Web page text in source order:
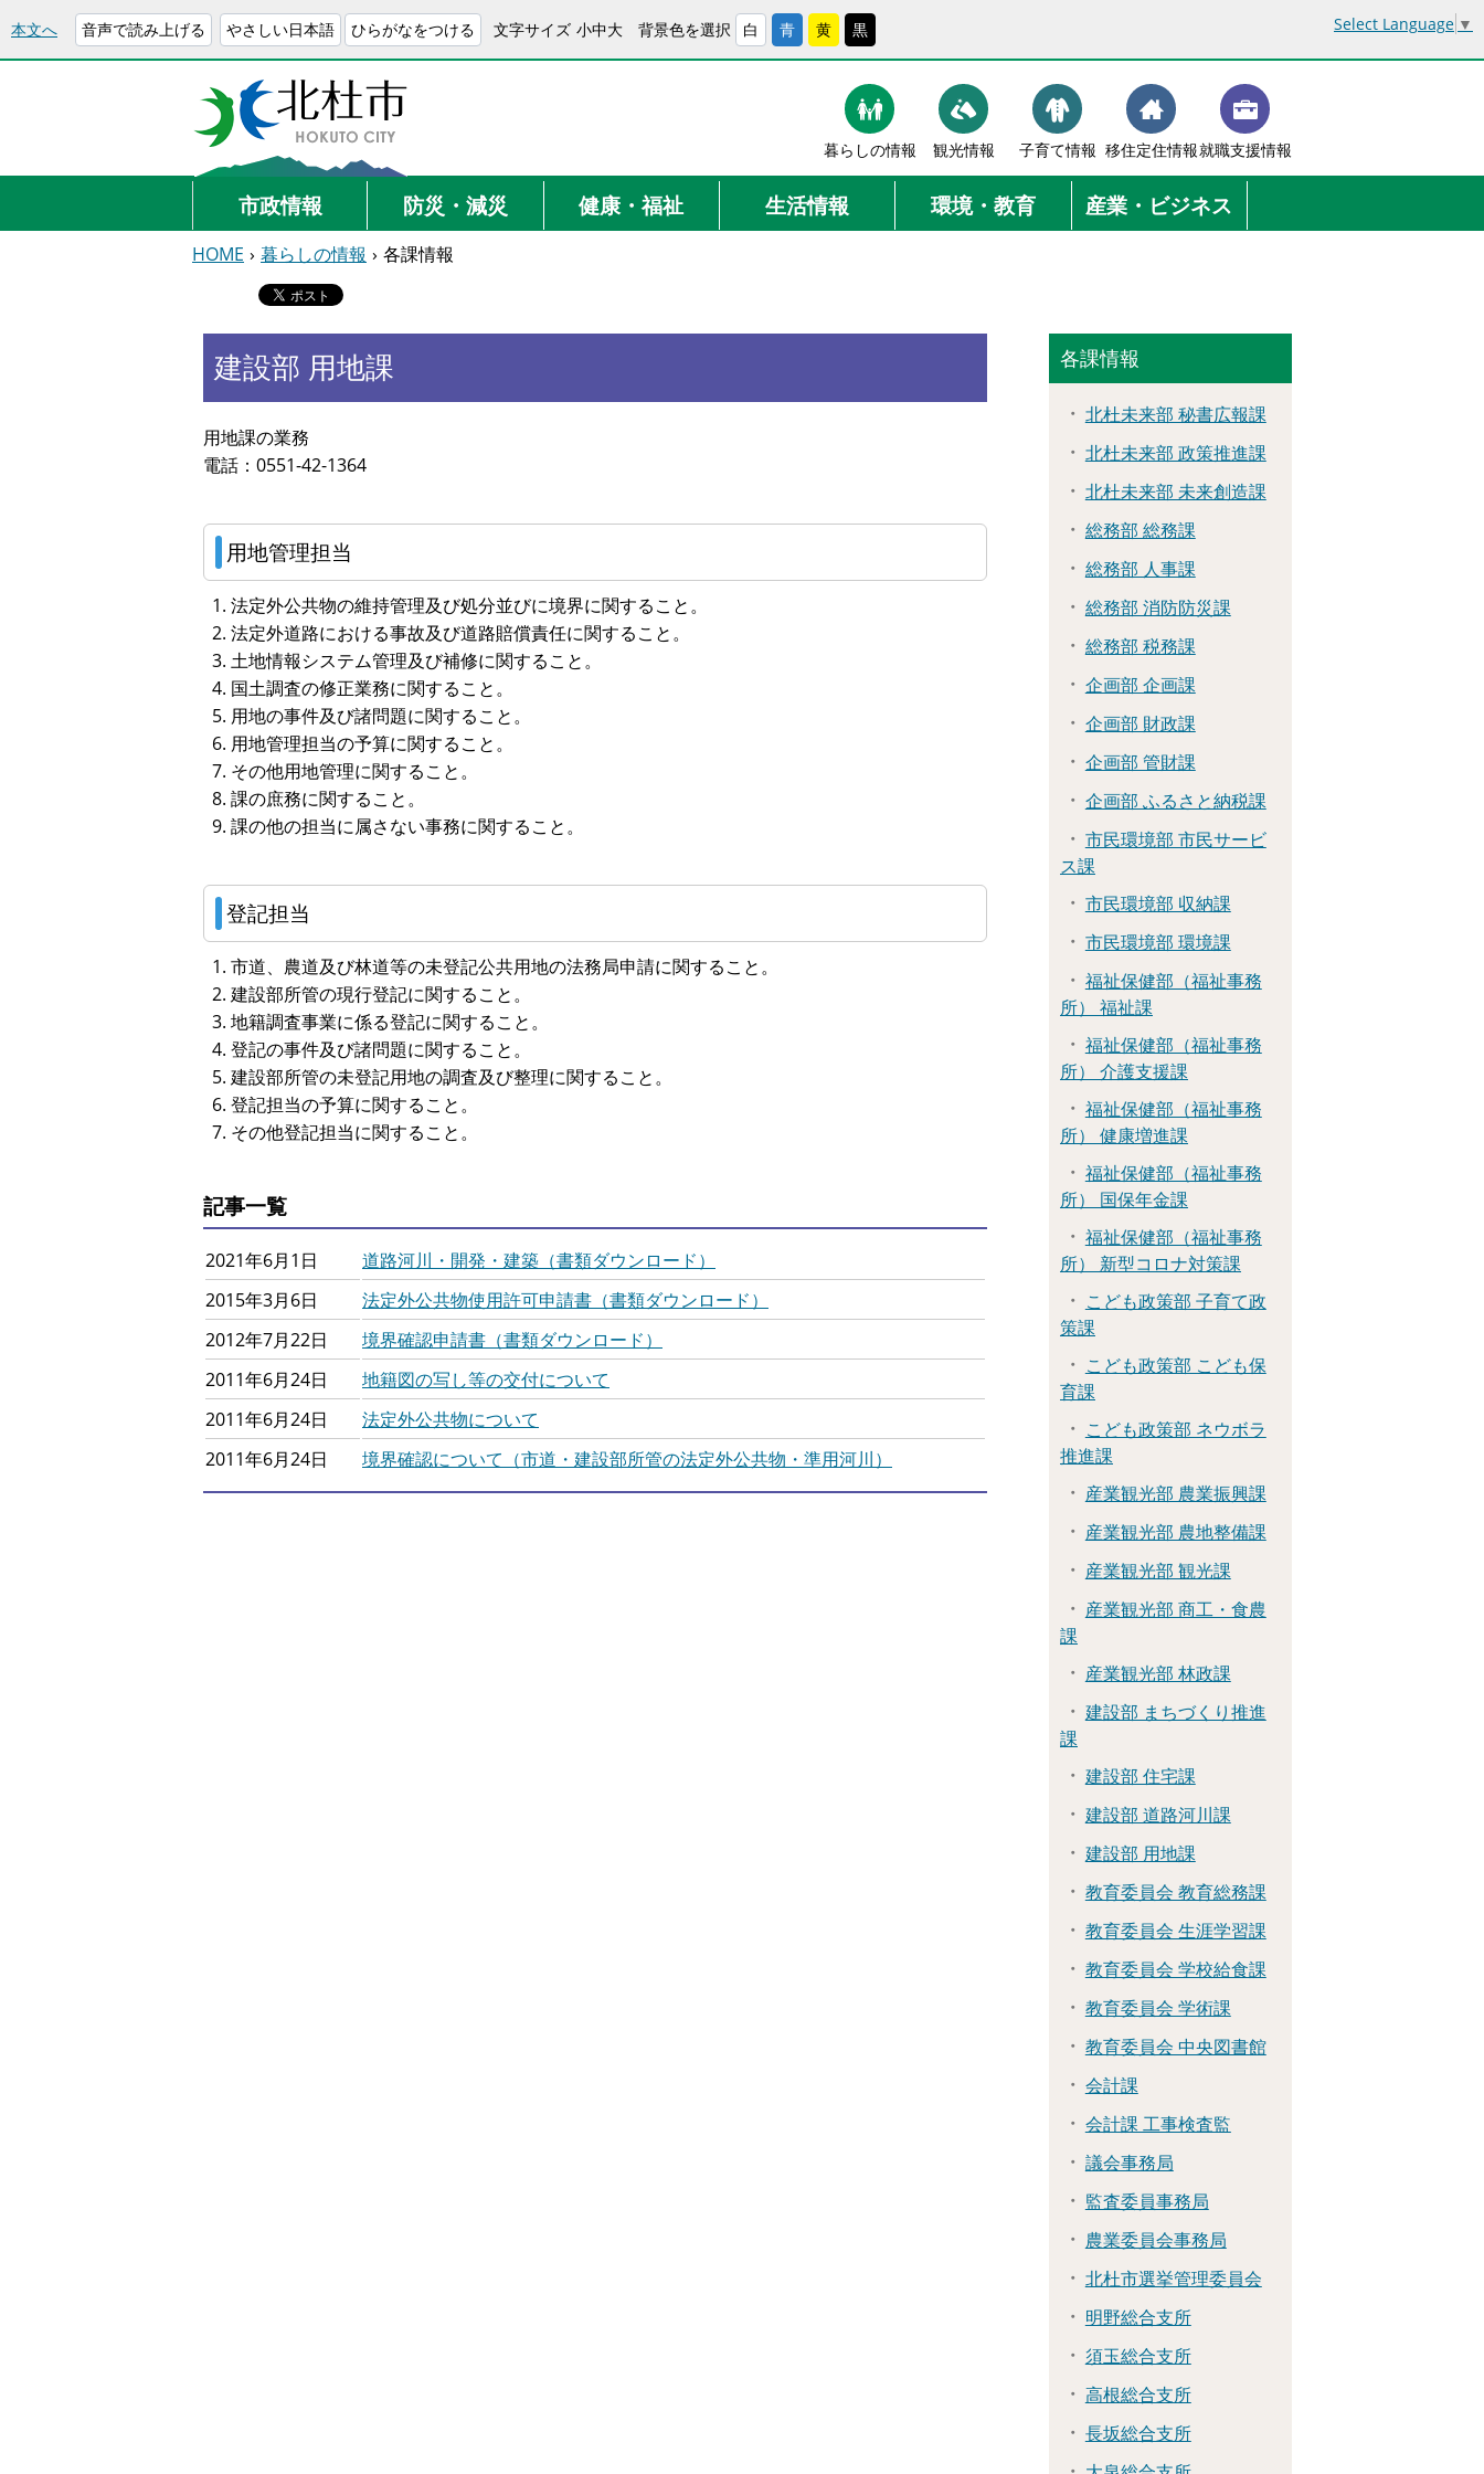
本文へ 音声で読み上げる やさしい日本語 ひらがなをつける 文字サイズ 小中大 背景色を選択 白 青 黄 黒 Select Language ▼
暮らしの情報 観光情報 子育て情報 移住定住情報就職支援情報
市政情報 防災・減災 健康・福祉 生活情報 環境・教育 産業・ビジネス
HOME › 暮らしの情報 › 各課情報
建設部 用地課
用地課の業務
電話：0551-42-1364
用地管理担当
法定外公共物の維持管理及び処分並びに境界に関すること。
法定外道路における事故及び道路賠償責任に関すること。
土地情報システム管理及び補修に関すること。
国土調査の修正業務に関すること。
用地の事件及び諸問題に関すること。
用地管理担当の予算に関すること。
その他用地管理に関すること。
課の庶務に関すること。
課の他の担当に属さない事務に関すること。
登記担当
市道、農道及び林道等の未登記公共用地の法務局申請に関すること。
建設部所管の現行登記に関すること。
地籍調査事業に係る登記に関すること。
登記の事件及び諸問題に関すること。
建設部所管の未登記用地の調査及び整理に関すること。
登記担当の予算に関すること。
その他登記担当に関すること。
記事一覧
2021年6月1日
道路河川・開発・建築（書類ダウンロード）
2015年3月6日
法定外公共物使用許可申請書（書類ダウンロード）
2012年7月22日
境界確認申請書（書類ダウンロード）
2011年6月24日
地籍図の写し等の交付について
2011年6月24日
法定外公共物について
2011年6月24日
境界確認について（市道・建設部所管の法定外公共物・準用河川）
各課情報
北杜未来部 秘書広報課
北杜未来部 政策推進課
北杜未来部 未来創造課
総務部 総務課
総務部 人事課
総務部 消防防災課
総務部 税務課
企画部 企画課
企画部 財政課
企画部 管財課
企画部 ふるさと納税課
市民環境部 市民サービ
ス課
市民環境部 収納課
市民環境部 環境課
福祉保健部（福祉事務
所） 福祉課
福祉保健部（福祉事務
所） 介護支援課
福祉保健部（福祉事務
所） 健康増進課
福祉保健部（福祉事務
所） 国保年金課
福祉保健部（福祉事務
所） 新型コロナ対策課
こども政策部 子育て政
策課
こども政策部 こども保
育課
こども政策部 ネウボラ
推進課
産業観光部 農業振興課
産業観光部 農地整備課
産業観光部 観光課
産業観光部 商工・食農
課
産業観光部 林政課
建設部 まちづくり推進
課
建設部 住宅課
建設部 道路河川課
建設部 用地課
教育委員会 教育総務課
教育委員会 生涯学習課
教育委員会 学校給食課
教育委員会 学術課
教育委員会 中央図書館
会計課
会計課 工事検査監
議会事務局
監査委員事務局
農業委員会事務局
北杜市選挙管理委員会
明野総合支所
須玉総合支所
高根総合支所
長坂総合支所